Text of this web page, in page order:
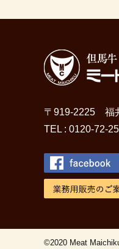
〒919-2225 福
TEL : 0120-72-
©2020 Meat